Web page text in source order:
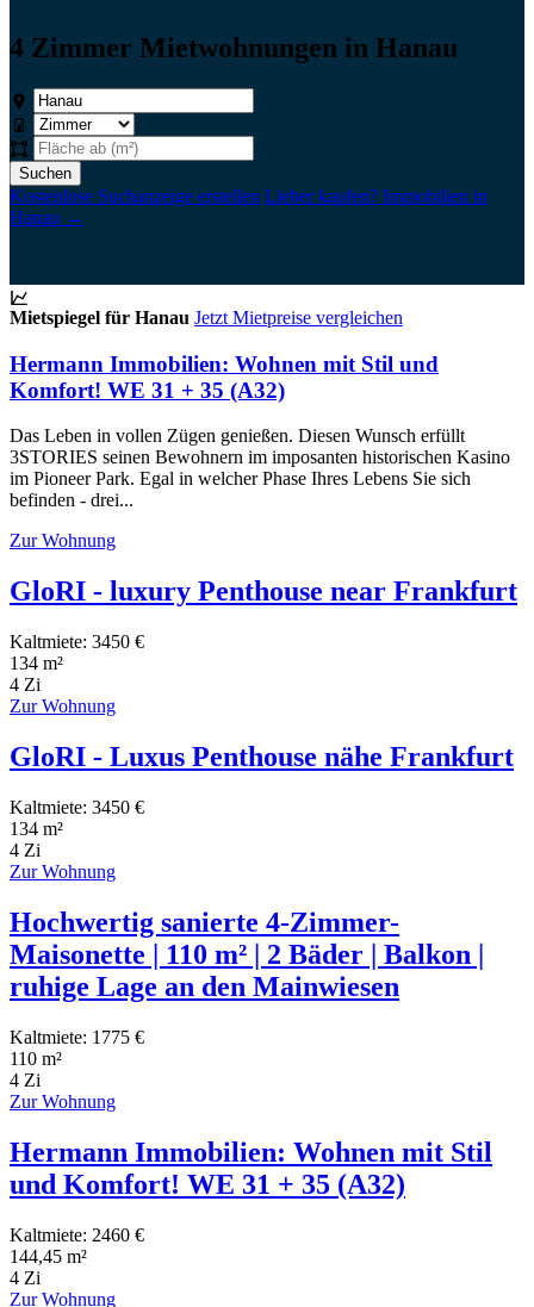
4 Zimmer Mietwohnungen in Hanau
Suchen
Kostenlose Suchanzeige erstellen Lieber kaufen? Immobilien in
Hanau →
Mietspiegel für Hanau Jetzt Mietpreise vergleichen
Hermann Immobilien: Wohnen mit Stil und
Komfort! WE 31 + 35 (A32)
Das Leben in vollen Zügen genießen. Diesen Wunsch erfüllt
3STORIES seinen Bewohnern im imposanten historischen Kasino
im Pioneer Park. Egal in welcher Phase Ihres Lebens Sie sich
befinden - drei...
Zur Wohnung
GloRI - luxury Penthouse near Frankfurt
Kaltmiete: 3450 €
134 m²
4 Zi
Zur Wohnung
GloRI - Luxus Penthouse nähe Frankfurt
Kaltmiete: 3450 €
134 m²
4 Zi
Zur Wohnung
Hochwertig sanierte 4-Zimmer-
Maisonette | 110 m² | 2 Bäder | Balkon |
ruhige Lage an den Mainwiesen
Kaltmiete: 1775 €
110 m²
4 Zi
Zur Wohnung
Hermann Immobilien: Wohnen mit Stil
und Komfort! WE 31 + 35 (A32)
Kaltmiete: 2460 €
144,45 m²
4 Zi
Zur Wohnung